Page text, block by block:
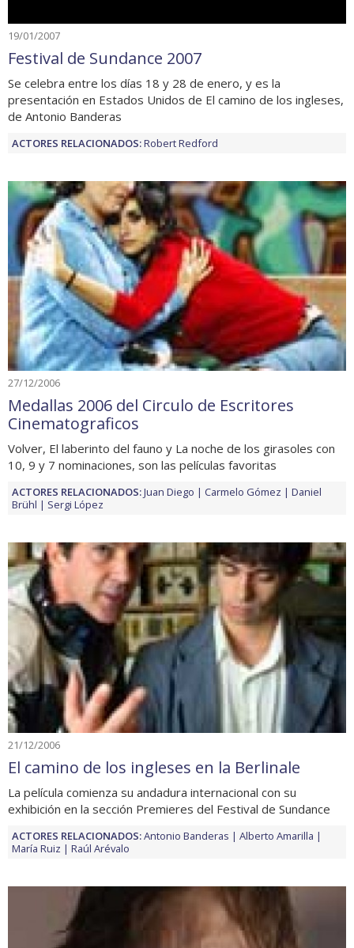
19/01/2007
Festival de Sundance 2007
Se celebra entre los días 18 y 28 de enero, y es la
presentación en Estados Unidos de El camino de los ingleses,
de Antonio Banderas
ACTORES RELACIONADOS:Robert Redford
27/12/2006
Medallas 2006 del Circulo de Escritores
Cinematograficos
Volver, El laberinto del fauno y La noche de los girasoles con
10, 9 y 7 nominaciones, son las películas favoritas
ACTORES RELACIONADOS:Juan Diego Carmelo Gómez
Daniel
Brühl
Sergi López
21/12/2006
El camino de los ingleses en la Berlinale
La película comienza su andadura internacional con su
exhibición en la sección Premieres del Festival de Sundance
ACTORES RELACIONADOS:Antonio Banderas
Alberto Amarilla
María Ruiz
Raúl Arévalo